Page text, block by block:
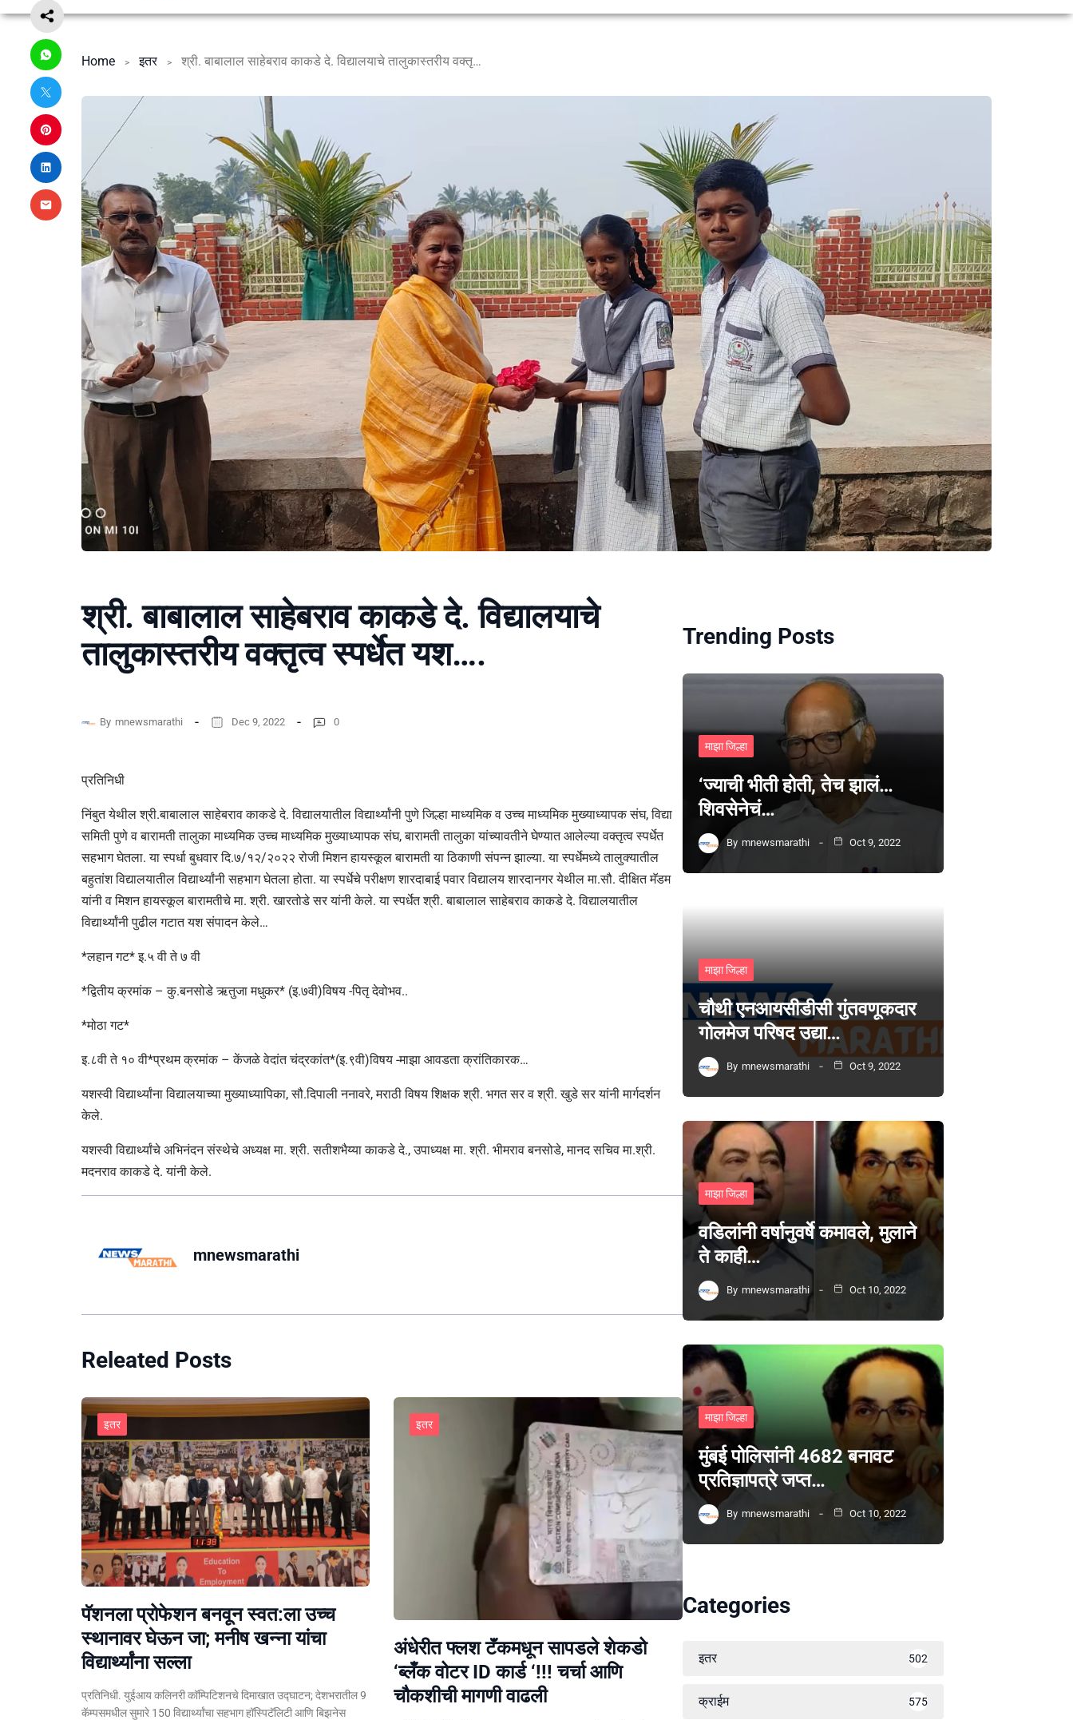
Home इतर श्री. बाबालाल साहेबराव काकडे दे. विद्यालयाचे तालुकास्तरीय वक्तृत्व स्पर्धेत यश….
श्री. बाबालाल साहेबराव काकडे दे. विद्यालयाचे
तालुकास्तरीय वक्तृत्व स्पर्धेत यश….
By mnewsmarathi Dec 9, 2022 0
प्रतिनिधी
निंबुत येथील श्री.बाबालाल साहेबराव काकडे दे. विद्यालयातील विद्यार्थ्यांनी पुणे जिल्हा माध्यमिक व उच्च माध्यमिक मुख्याध्यापक संघ, विद्या
समिती पुणे व बारामती तालुका माध्यमिक उच्च माध्यमिक मुख्याध्यापक संघ, बारामती तालुका यांच्यावतीने घेण्यात आलेल्या वक्तृत्व स्पर्धेत
सहभाग घेतला. या स्पर्धा बुधवार दि.७/१२/२०२२ रोजी मिशन हायस्कूल बारामती या ठिकाणी संपन्न झाल्या. या स्पर्धेमध्ये तालुक्यातील
बहुतांश विद्यालयातील विद्यार्थ्यांनी सहभाग घेतला होता. या स्पर्धेचे परीक्षण शारदाबाई पवार विद्यालय शारदानगर येथील मा.सौ. दीक्षित मॅडम
यांनी व मिशन हायस्कूल बारामतीचे मा. श्री. खारतोडे सर यांनी केले. या स्पर्धेत श्री. बाबालाल साहेबराव काकडे दे. विद्यालयातील
विद्यार्थ्यांनी पुढील गटात यश संपादन केले…
*लहान गट* इ.५ वी ते ७ वी
*द्वितीय क्रमांक – कु.बनसोडे ऋतुजा मधुकर* (इ.७वी)विषय -पितृ देवोभव..
*मोठा गट*
इ.८वी ते १० वी*प्रथम क्रमांक – केंजळे वेदांत चंद्रकांत*(इ.९वी)विषय -माझा आवडता क्रांतिकारक…
यशस्वी विद्यार्थ्यांना विद्यालयाच्या मुख्याध्यापिका, सौ.दिपाली ननावरे, मराठी विषय शिक्षक श्री. भगत सर व श्री. खुडे सर यांनी मार्गदर्शन
केले.
यशस्वी विद्यार्थ्यांचे अभिनंदन संस्थेचे अध्यक्ष मा. श्री. सतीशभैय्या काकडे दे., उपाध्यक्ष मा. श्री. भीमराव बनसोडे, मानद सचिव मा.श्री.
मदनराव काकडे दे. यांनी केले.
mnewsmarathi
Releated Posts
इतर
पॅशनला प्रोफेशन बनवून स्वत:ला उच्च
स्थानावर घेऊन जा; मनीष खन्ना यांचा
विद्यार्थ्यांना सल्ला
प्रतिनिधी. युईआय कलिनरी कॉम्पिटिशनचे दिमाखात उद्घाटन; देशभरातील 9
कॅम्पसमधील सुमारे 150 विद्यार्थ्यांचा सहभाग हॉस्पिटॅलिटी आणि बिझनेस
इतर
अंधेरीत फ्लश टॅंकमधून सापडले शेकडो
‘ब्लँक वोटर ID कार्ड ‘!!! चर्चा आणि
चौकशीची मागणी वाढली
Trending Posts
माझा जिल्हा
‘ज्याची भीती होती, तेच झालं…
शिवसेनेचं…
By mnewsmarathi Oct 9, 2022
माझा जिल्हा
चौथी एनआयसीडीसी गुंतवणूकदार
गोलमेज परिषद उद्या…
By mnewsmarathi Oct 9, 2022
माझा जिल्हा
वडिलांनी वर्षानुवर्षे कमावले, मुलाने
ते काही…
By mnewsmarathi Oct 10, 2022
माझा जिल्हा
मुंबई पोलिसांनी 4682 बनावट
प्रतिज्ञापत्रे जप्त…
By mnewsmarathi Oct 10, 2022
Categories
इतर 502
क्राईम 575